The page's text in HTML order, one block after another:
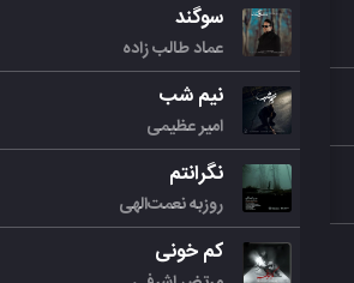
سوگند
عماد طالب زاده
نیم شب
امیر عظیمی
نگرانتم
روزبه نعمت‌الهی
کم خونی